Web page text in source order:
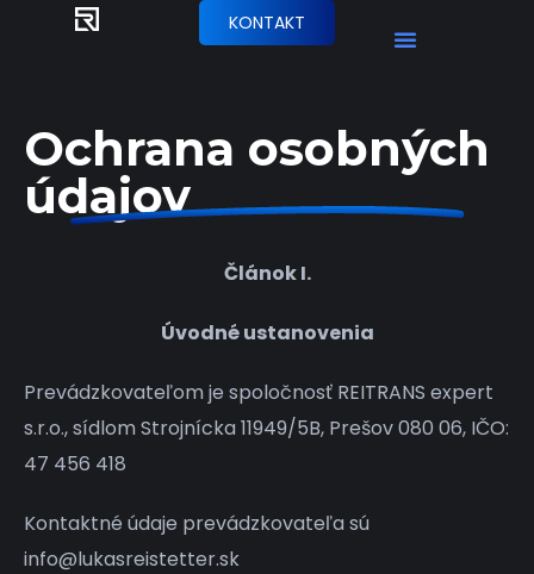
KONTAKT
Ochrana osobných
údajov
Článok I.
Úvodné ustanovenia
Prevádzkovateľom je spoločnosť REITRANS expert
s.r.o., sídlom Strojnícka 11949/5B, Prešov 080 06, IČO:
47 456 418
Kontaktné údaje prevádzkovateľa sú
info@lukasreistetter.sk